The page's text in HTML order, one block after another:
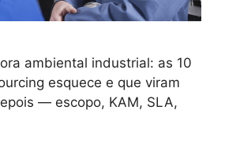
ambiental industrial: as 10
esquece e que viram
— escopo, KAM, SLA,